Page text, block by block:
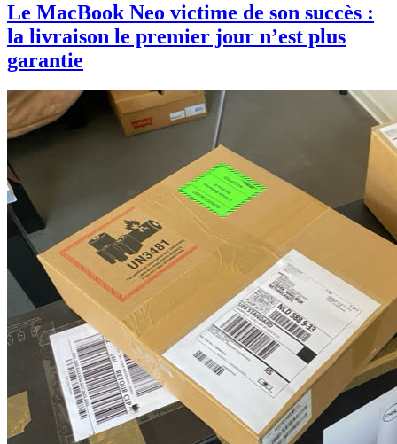
Le MacBook Neo victime de son succès :
la livraison le premier jour n’est plus
garantie